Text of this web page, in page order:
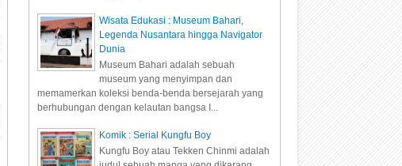
Wisata Edukasi : Museum Bahari,
Legenda Nusantara hingga Navigator
Dunia
Museum Bahari adalah sebuah
museum yang menyimpan dan
memamerkan koleksi benda-benda bersejarah yang
berhubungan dengan kelautan bangsa I...
Komik : Serial Kungfu Boy
Kungfu Boy atau Tekken Chinmi adalah